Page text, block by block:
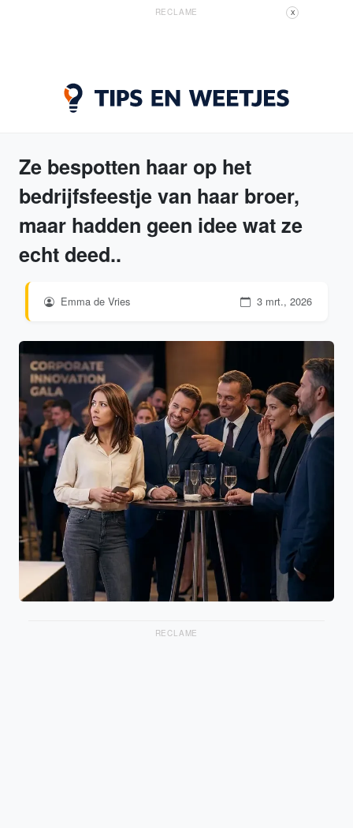
RECLAME X
Ze bespotten haar op het
bedrijfsfeestje van haar broer,
maar hadden geen idee wat ze
echt deed..
Emma de Vries 3 mrt., 2026
RECLAME